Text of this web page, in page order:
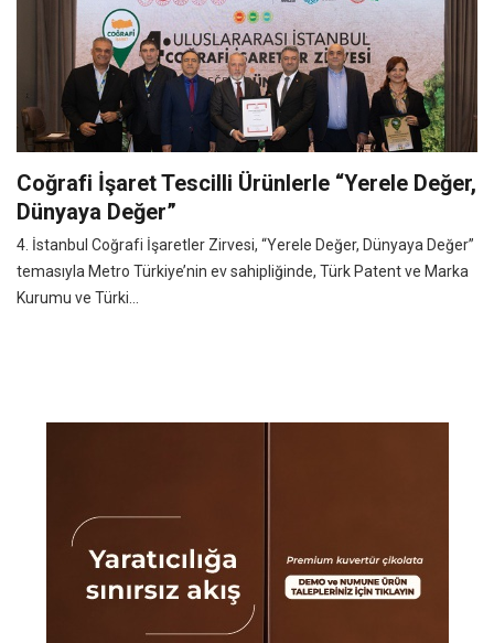
Coğrafi İşaret Tescilli Ürünlerle “Yerele Değer,
Dünyaya Değer”
4. İstanbul Coğrafi İşaretler Zirvesi, “Yerele Değer, Dünyaya Değer”
temasıyla Metro Türkiye’nin ev sahipliğinde, Türk Patent ve Marka
Kurumu ve Türki...